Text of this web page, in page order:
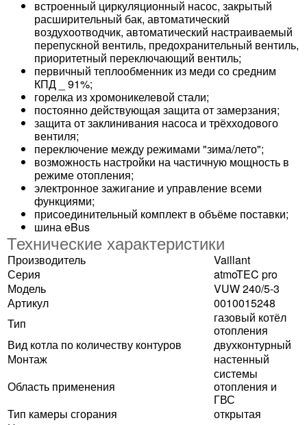
встроенный циркуляционный насос, закрытый
расширительный бак, автоматический
воздухоотводчик, автоматический настраиваемый
перепускной вентиль, предохранительный вентиль,
приоритетный переключающий вентиль;
первичный теплообменник из меди со средним
КПД _ 91%;
горелка из хромоникелевой стали;
постоянно действующая защита от замерзания;
защита от заклинивания насоса и трёхходового
вентиля;
переключение между режимами "зима/лето";
возможность настройки на частичную мощность в
режиме отопления;
электронное зажигание и управление всеми
функциями;
присоединительный комплект в объёме поставки;
шина eBus
Технические характеристики
Производитель
Vaillant
Серия
atmoTEC pro
Модель
VUW 240/5-3
Артикул
0010015248
Тип
газовый котёл
отопления
Вид котла по количеству контуров
двухконтурный
Монтаж
настенный
Область применения
системы
отопления и
ГВС
Тип камеры сгорания
открытая